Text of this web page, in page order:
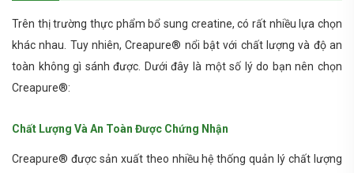
Trên thị trường thực phẩm bổ sung creatine, có rất nhiều lựa chọn
khác nhau. Tuy nhiên, Creapure® nổi bật với chất lượng và độ an
toàn không gì sánh được. Dưới đây là một số lý do bạn nên chọn
Creapure®:
Chất Lượng Và An Toàn Được Chứng Nhận
Creapure® được sản xuất theo nhiều hệ thống quản lý chất lượng